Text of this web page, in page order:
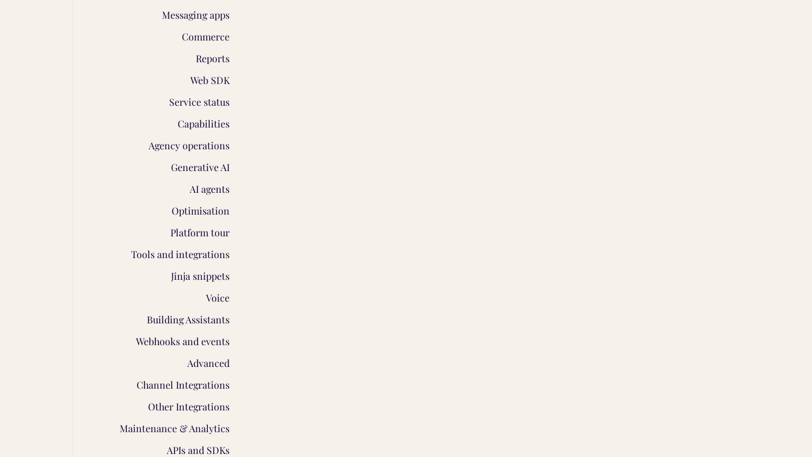
Messaging apps
Commerce
Reports
Web SDK
Service status
Capabilities
Agency operations
Generative AI
AI agents
Optimisation
Platform tour
Tools and integrations
Jinja snippets
Voice
Building Assistants
Webhooks and events
Advanced
Channel Integrations
Other Integrations
Maintenance & Analytics
APIs and SDKs